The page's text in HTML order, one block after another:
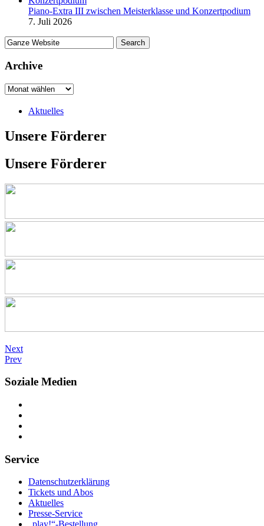
Piano-Extra III zwischen Meisterklasse und Konzertpodium
7. Juli 2026
Archive
Aktuelles
Unsere Förderer
Unsere Förderer
Next
Prev
Soziale Medien
Service
Datenschutzerklärung
Tickets und Abos
Aktuelles
Presse-Service